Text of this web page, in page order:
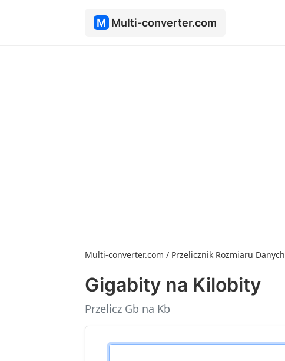
M Multi-converter.com
Multi-converter.com / Przelicznik Rozmiaru Danych
Gigabity na Kilobity
Przelicz Gb na Kb